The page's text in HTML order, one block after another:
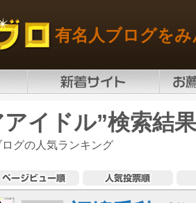
有名人ブログを
イドル”検索結果
グの人気ランキング